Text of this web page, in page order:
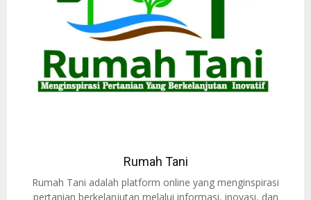
Rumah Tani
Rumah Tani adalah platform online yang menginspirasi
pertanian berkelanjutan melalui informasi, inovasi, dan